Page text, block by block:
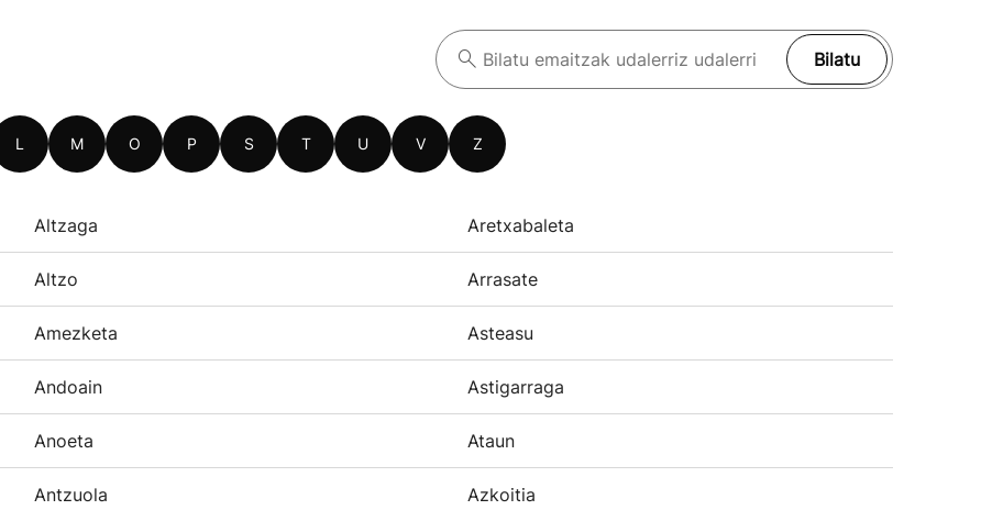
Bilatu
L M O P S T U V Z
Altzaga Aretxabaleta
Altzo Arrasate
Amezketa Asteasu
Andoain Astigarraga
Anoeta Ataun
Antzuola Azkoitia